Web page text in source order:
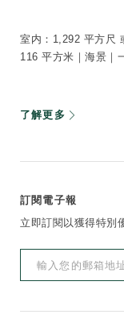
室内：1,292 平方尺
116 平方米｜海景｜
了解更多
訂閱電子報
立即訂閱以獲得特別